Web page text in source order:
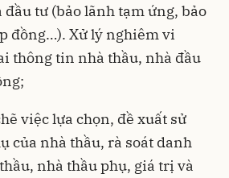
tư (bảo lãnh tạm ứng, bảo
đồng…). Xử lý nghiêm vi
thông tin nhà thầu, nhà đầu
việc lựa chọn, đề xuất sử
của nhà thầu, rà soát danh
nhà thầu phụ, giá trị và